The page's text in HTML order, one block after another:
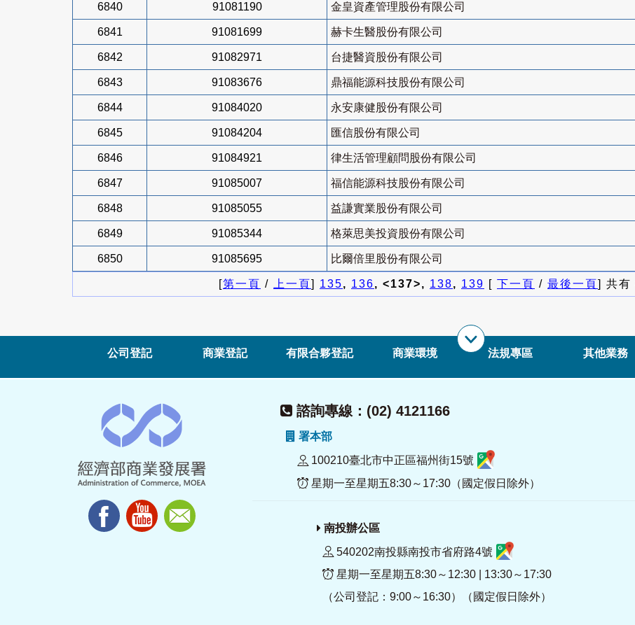
6840 91081190 金皇資產管理股份有限公司
6841 91081699 赫卡生醫股份有限公司
6842 91082971 台捷醫資股份有限公司
6843 91083676 鼎福能源科技股份有限公司
6844 91084020 永安康健股份有限公司
6845 91084204 匯信股份有限公司
6846 91084921 律生活管理顧問股份有限公司
6847 91085007 福信能源科技股份有限公司
6848 91085055 益謙實業股份有限公司
6849 91085344 格萊思美投資股份有限公司
6850 91085695 比爾倍里股份有限公司
[第一頁 / 上一頁] 135, 136, <137>, 138, 139 [ 下一頁 / 最後一頁] 共有
公司登記 商業登記 有限合夥登記 商業環境 法規專區 其他業務
諮詢專線：(02) 4121166
署本部
100210臺北市中正區福州街15號
星期一至星期五8:30～17:30（國定假日除外）
南投辦公區
540202南投縣南投市省府路4號
星期一至星期五8:30～12:30 | 13:30～17:30
（公司登記：9:00～16:30）（國定假日除外）